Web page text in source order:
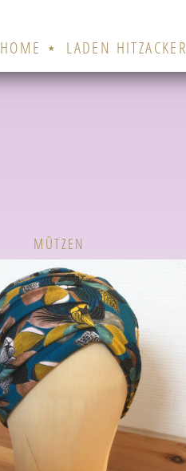
HOME LADEN HITZACKER
MÜTZEN